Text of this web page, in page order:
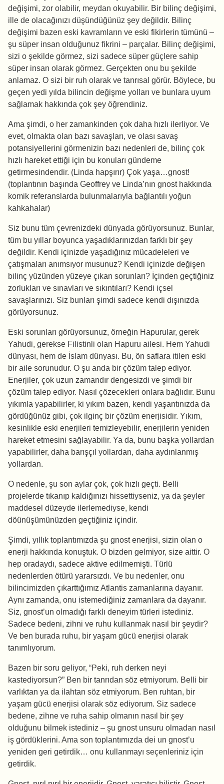
değişimi, zor olabilir, meydan okuyabilir. Bir bilinç değişimi,
ille de olacağınızı düşündüğünüz şey değildir. Bilinç
değişimi bazen eski kavramların ve eski fikirlerin tümünü –
şu süper insan olduğunuz fikrini – parçalar. Bilinç değişimi,
sizi o şekilde görmez, sizi sadece süper güçlere sahip
süper insan olarak görmez. Gerçekten onu bu şekilde
anlamaz. O sizi bir ruh olarak ve tanrısal görür. Böylece, bu
geçen yedi yılda bilincin değişme yolları ve bunlara uyum
sağlamak hakkında çok şey öğrendiniz.
Ama şimdi, o her zamankinden çok daha hızlı ilerliyor. Ve
evet, olmakta olan bazı savaşları, ve olası savaş
potansiyellerini görmenizin bazı nedenleri de, bilinç çok
hızlı hareket ettiği için bu konuları gündeme
getirmesindendir. (Linda hapşırır) Çok yaşa…gnost!
(toplantının başında Geoffrey ve Linda’nın gnost hakkında
komik referanslarda bulunmalarıyla bağlantılı yoğun
kahkahalar)
Siz bunu tüm çevrenizdeki dünyada görüyorsunuz. Bunlar,
tüm bu yıllar boyunca yaşadıklarınızdan farklı bir şey
değildir. Kendi içinizde yaşadığınız mücadeleleri ve
çatışmaları anımsıyor musunuz? Kendi içinizde değişen
bilinç yüzünden yüzeye çıkan sorunları? İçinden geçtiğiniz
zorlukları ve sınavları ve sıkıntıları? Kendi içsel
savaşlarınızı. Siz bunları şimdi sadece kendi dışınızda
görüyorsunuz.
Eski sorunları görüyorsunuz, örneğin Hapurular, gerek
Yahudi, gerekse Filistinli olan Hapuru ailesi. Hem Yahudi
dünyası, hem de İslam dünyası. Bu, ön saflara itilen eski
bir aile sorunudur. O şu anda bir çözüm talep ediyor.
Enerjiler, çok uzun zamandır dengesizdi ve şimdi bir
çözüm talep ediyor. Nasıl çözecekleri onlara bağlıdır. Bunu
yıkımla yapabilirler, ki yıkım bazen, kendi yaşantınızda da
gördüğünüz gibi, çok ilginç bir çözüm enerjisidir. Yıkım,
kesinlikle eski enerjileri temizleyebilir, enerjilerin yeniden
hareket etmesini sağlayabilir. Ya da, bunu başka yollardan
yapabilirler, daha barışçıl yollardan, daha aydınlanmış
yollardan.
O nedenle, şu son aylar çok, çok hızlı geçti. Belli
projelerde tıkanıp kaldığınızı hissettiyseniz, ya da şeyler
maddesel düzeyde ilerlemediyse, kendi
döünüşümünüzden geçtiğiniz içindir.
Şimdi, yıllık toplantımızda şu gnost enerjisi, sizin olan o
enerji hakkında konuştuk. O bizden gelmiyor, size aittir. O
hep oradaydı, sadece aktive edilmemişti. Türlü
nedenlerden ötürü yararsızdı. Ve bu nedenler, onu
bilincimizden çıkarttığımız Atlantis zamanlarına dayanır.
Aynı zamanda, onu istemediğiniz zamanlara da dayanır.
Siz, gnost’un olmadığı farklı deneyim türleri istediniz.
Sadece bedeni, zihni ve ruhu kullanmak nasıl bir şeydir?
Ve ben burada ruhu, bir yaşam gücü enerjisi olarak
tanımlıyorum.
Bazen bir soru geliyor, “Peki, ruh derken neyi
kastediyorsun?” Ben bir tanrıdan söz etmiyorum. Belli bir
varlıktan ya da ilahtan söz etmiyorum. Ben ruhtan, bir
yaşam gücü enerjisi olarak söz ediyorum. Siz sadece
bedene, zihne ve ruha sahip olmanın nasıl bir şey
olduğunu bilmek istediniz – şu gnost unsuru olmadan nasıl
iş gördüklerini. Ama son toplantımızda dei un gnost’u
yeniden geri getirdik… onu kullanmayı seçenleriniz için
getirdik.